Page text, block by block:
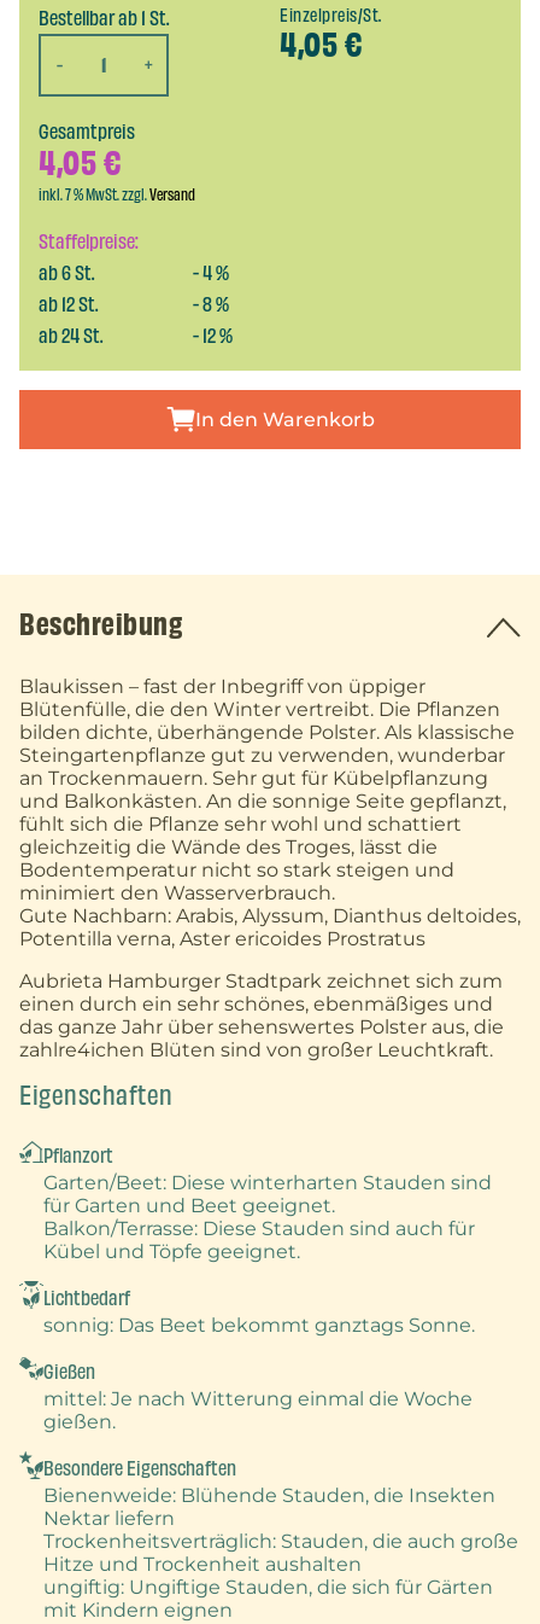
Bestellbar ab 1 St.
-
+
Einzelpreis/St.
4,05€
Staffelpreise:
ab6St. -4%
ab12St. -8%
ab24St. -12%
Gesamtpreis
4,05€
inkl. 7 % MwSt. zzgl.Versand
In den Warenkorb
Beschreibung
Blaukissen – fast der Inbegriff von üppiger
Blütenfülle, die den Winter vertreibt. Die Pflanzen
bilden dichte, überhängende Polster. Als klassische
Steingartenpflanze gut zu verwenden, wunderbar
an Trockenmauern. Sehr gut für Kübelpflanzung
und Balkonkästen. An die sonnige Seite gepflanzt,
fühlt sich die Pflanze sehr wohl und schattiert
gleichzeitig die Wände des Troges, lässt die
Bodentemperatur nicht so stark steigen und
minimiert den Wasserverbrauch.
Gute Nachbarn: Arabis, Alyssum, Dianthus deltoides,
Potentilla verna, Aster ericoides Prostratus
Aubrieta Hamburger Stadtpark zeichnet sich zum
einen durch ein sehr schönes, ebenmäßiges und
das ganze Jahr über sehenswertes Polster aus, die
zahlre4ichen Blüten sind von großer Leuchtkraft.
Eigenschaften
Pflanzort
Garten/Beet: Diese winterharten Stauden sind
für Garten und Beet geeignet.
Balkon/Terrasse: Diese Stauden sind auch für
Kübel und Töpfe geeignet.
Lichtbedarf
sonnig: Das Beet bekommt ganztags Sonne.
Gießen
mittel : Je nach Witterung einmal die Woche
gießen.
Besondere Eigenschaften
Bienenweide: Blühende Stauden, die Insekten
Nektar liefern
Trockenheitsverträglich: Stauden, die auch große
Hitze und Trockenheit aushalten
ungiftig: Ungiftige Stauden, die sich für Gärten
mit Kindern eignen